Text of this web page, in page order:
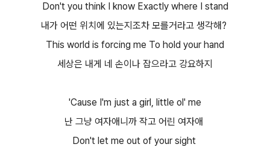
Don't you think I know Exactly where I stand
내가 어떤 위치에 있는지조차 모를거라고 생각해?
This world is forcing me To hold your hand
세상은 내게 네 손이나 잡으라고 강요하지
'Cause I'm just a girl, little ol' me
난 그냥 여자애니까 작고 어린 여자애
Don't let me out of your sight